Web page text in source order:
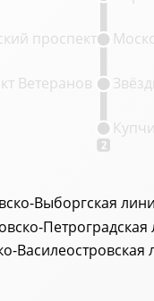
Выборгская
Петроградская
Василеостровская
2
Ветеранов
проспект